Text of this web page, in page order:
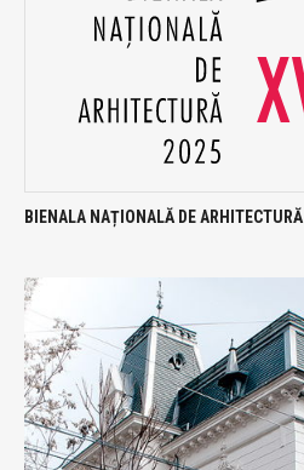
BIENALA NAȚIONALĂ DE ARHITECTURĂ